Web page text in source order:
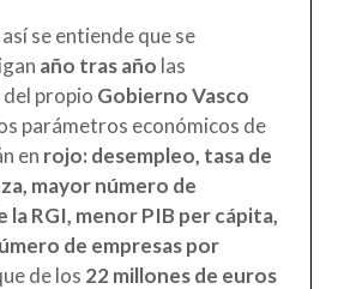
se entiende que se
año tras año las
propio Gobierno Vasco
parámetros económicos de
en rojo: desempleo, tasa de
mayor número de
RGI, menor PIB per cápita,
de empresas por
de los 22 millones de euros